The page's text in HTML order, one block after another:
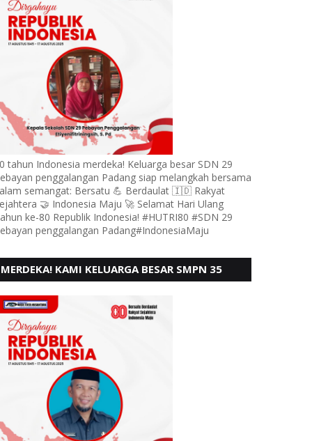
tahun Indonesia merdeka! Keluarga besar SDN 29
penggalangan Padang siap melangkah bersama
semangat: Bersatu 💪 Berdaulat 🇮🇩 Rakyat
🤝 Indonesia Maju 🚀 Selamat Hari Ulang
ke-80 Republik Indonesia! #HUTRI80 #SDN 29
penggalangan Padang#IndonesiaMaju
MERDEKA! KAMI KELUARGA BESAR SMPN 35